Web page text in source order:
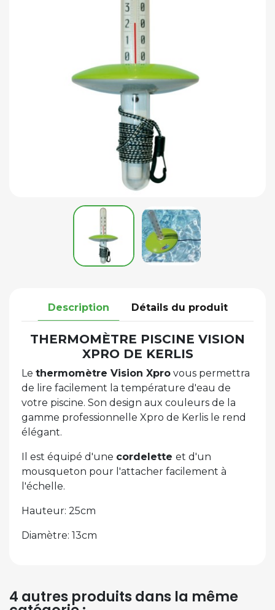
Description Détails du produit
THERMOMÈTRE PISCINE VISION
XPRO DE KERLIS
Le thermomètre Vision Xpro vous permettra
de lire facilement la température d'eau de
votre piscine. Son design aux couleurs de la
gamme professionnelle Xpro de Kerlis le rend
élégant.
Il est équipé d'une cordelette et d'un
mousqueton pour l'attacher facilement à
l'échelle.
Hauteur: 25cm
Diamètre: 13cm
4 autres produits dans la même